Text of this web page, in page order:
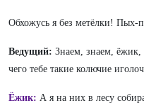
Обхожусь я без метёлки! Пых-
Ведущий: Знаем, знаем, ёжик,
чего тебе такие колючие
Ёжик: А я на них в лесу